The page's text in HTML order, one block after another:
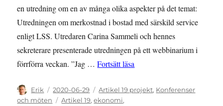
en utredning om en av många olika aspekter på det temat:
Utredningen om merkostnad i bostad med särskild service
enligt LSS. Utredaren Carina Sammeli och hennes
sekreterare presenterade utredningen på ett webbinarium i
förrförra veckan. ”Jag …Fortsätt läsa
Författare
Erik
Publicerat
den
2020-06-29 Kategorier
Artikel 19 projekt, Konferenser
och möten
Etiketter
Artikel 19,ekonomi,